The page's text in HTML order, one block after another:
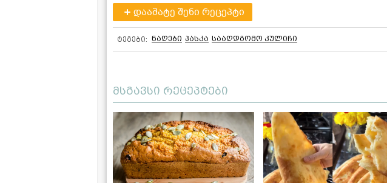
დაამატე შენი რეცეპტი
ტეგები: ნაღები პასკა სააღდგომო კულიჩი
მსგავსი რეცეპტები